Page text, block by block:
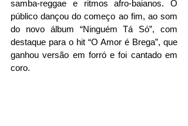
samba-reggae e ritmos afro-baianos. O
público dançou do começo ao fim, ao som
do novo álbum “Ninguém Tá Só”, com
destaque para o hit “O Amor é Brega”, que
ganhou versão em forró e foi cantado em
coro.